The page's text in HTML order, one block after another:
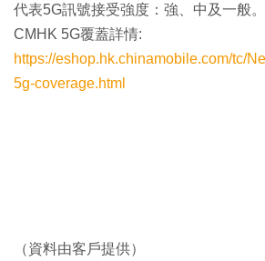
代表5G訊號接受強度：強、中及一般。
CMHK 5G覆蓋詳情:
https://eshop.hk.chinamobile.com/tc/
5g-coverage.html
（資料由客戶提供）